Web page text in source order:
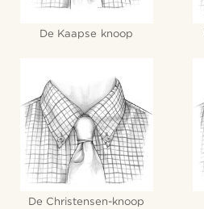
De Kaapse knoop
De Christensen-knoop